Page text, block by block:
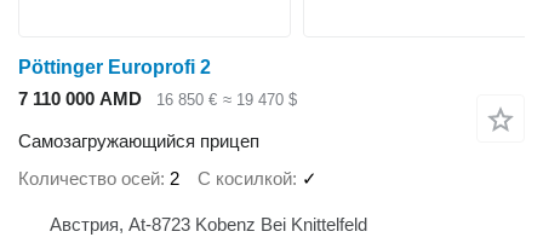
Pöttinger Europrofi 2
7 110 000 AMD
16 850 € ≈ 19 470 $
Самозагружающийся прицеп
Количество осей 2 С косилкой ✓
Австрия, At-8723 Kobenz Bei Knittelfeld